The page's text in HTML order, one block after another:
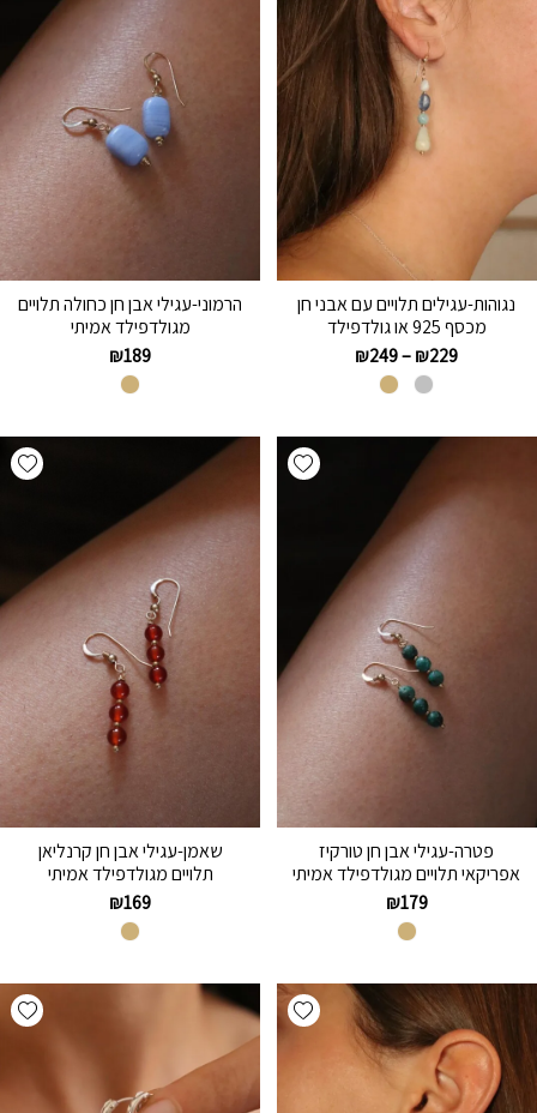
נגוהות-עגילים תלויים עם אבני חן
מכסף 925 או גולדפילד
₪229
–
₪249
הרמוני-עגילי אבן חן כחולה תלויים
מגולדפילד אמיתי
₪189
Add wishlist
פטרה-עגילי אבן חן טורקיז
אפריקאי תלויים מגולדפילד אמיתי
₪179
שאמן-עגילי אבן חן קרנליאן
תלויים מגולדפילד אמיתי
₪169
Add wishlist